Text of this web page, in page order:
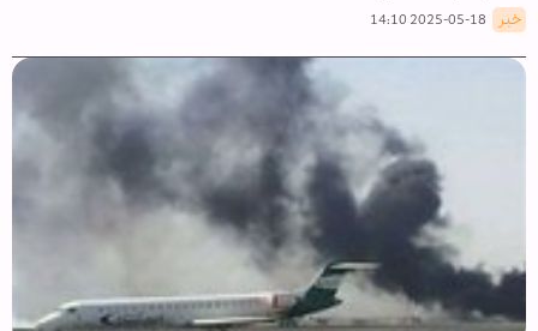
خبر 2025-05-18 14:10